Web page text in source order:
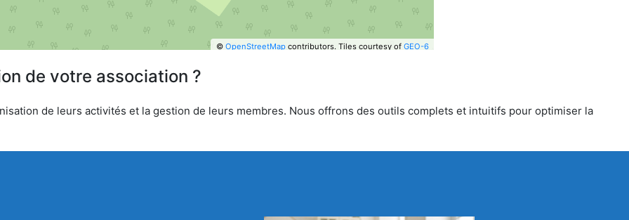
© OpenStreetMapcontributors. Tiles courtesy of GEO-6
de votre association ?
de leurs activités et la gestion de leurs membres. Nous offrons des outils complets et intuitifs pour optimiser la